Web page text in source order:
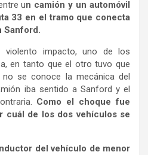
un camión y un automóvil
33 en el tramo que conecta
Sanford.
violento impacto, uno de los
en tanto que el otro tuvo que
se conoce la mecánica del
iba sentido a Sanford y el
Como el choque fue
cuál de los dos vehículos se
del vehículo de menor